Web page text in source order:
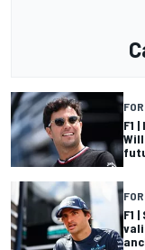
F1
F1